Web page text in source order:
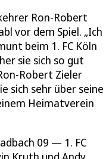
Ron-Robert
vor dem Spiel. „Ich
beim 1. FC Köln
sie sich so gut
Robert Zieler
sich sehr über seine
Heimatverein
09 — 1. FC